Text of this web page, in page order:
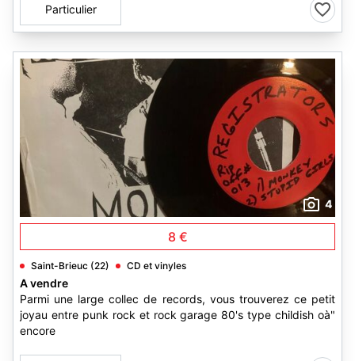
Particulier
4
8 €
Saint-Brieuc (22) CD et vinyles
A vendre
Parmi une large collec de records, vous trouverez ce petit
joyau entre punk rock et rock garage 80's type childish oà"
encore